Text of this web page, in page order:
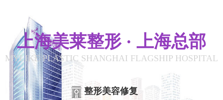
上海美莱整形 · 上海总部
MYLIKE PLASTIC SHANGHAI FLAGSHIP HOSPITAL
整形美容修复